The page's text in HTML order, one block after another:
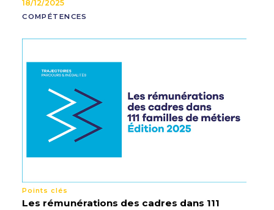
18/12/2025
COMPÉTENCES
Points clés
Les rémunérations des cadres dans 111